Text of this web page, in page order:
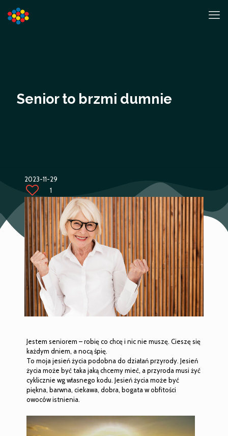
Senior to brzmi dumnie
2023-11-29
1
Jestem seniorem – robię co chcę i nic nie muszę. Cieszę się
każdym dniem, a nocą śpię.
To moja jesień życia podobna do działań przyrody. Jesień
życia może być taka jaką chcemy mieć, a przyroda musi żyć
cyklicznie wg własnego kodu. Jesień życia może być
piękna, barwna, ciekawa, dobra, bogata w obfitości
owoców istnienia.